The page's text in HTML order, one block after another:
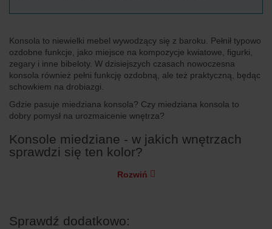
Konsola to niewielki mebel wywodzący się z baroku. Pełnił typowo
ozdobne funkcje, jako miejsce na kompozycje kwiatowe, figurki,
zegary i inne bibeloty. W dzisiejszych czasach nowoczesna
konsola również pełni funkcję ozdobną, ale też praktyczną, będąc
schowkiem na drobiazgi.
Gdzie pasuje miedziana konsola? Czy miedziana konsola to
dobry pomysł na urozmaicenie wnętrza?
Konsole miedziane - w jakich wnętrzach
sprawdzi się ten kolor?
Rozwiń
Sprawdź dodatkowo: